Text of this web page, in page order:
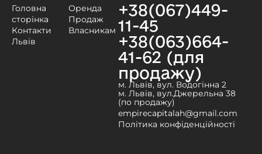
Головна
сторінка
Контакти
Львів
Оренда
Продаж
Власникам
+38(067)449-
11-45
+38(063)664-
41-62 (для
продажу)
м. Львів, вул. Водогінна 2
м. Львів, вул.Джерельна 38
(по продажу)
empirecapitalah@gmail.com
Політика конфіденційності